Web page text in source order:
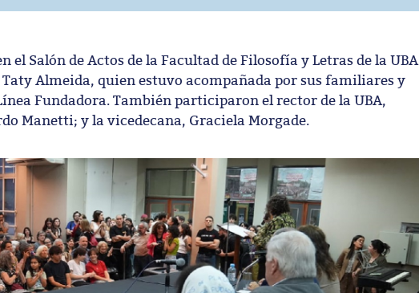
el Salón de Actos de la Facultad de Filosofía y Letras de la UBA
Almeida, quien estuvo acompañada por sus familiares y
Fundadora. También participaron el rector de la UBA,
Manetti; y la vicedecana, Graciela Morgade.